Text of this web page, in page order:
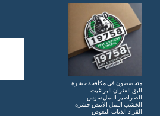
التجاوز
المحتوى
متخصصون فى مكافحة حشرة
البق الفئران البراغيث
الصراصير النمل سوس
الخشب النمل الابيض حشرة
القراد الذباب البعوض